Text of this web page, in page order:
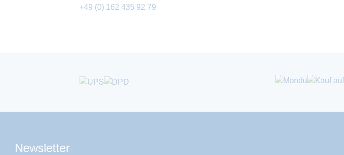
+49 (0) 162 435 92 79
Newsletter